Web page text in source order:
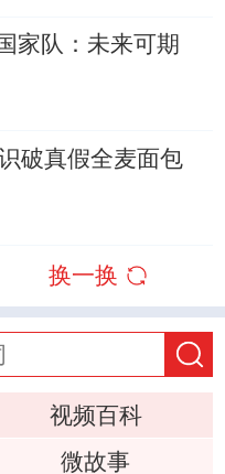
家队：未来可期
破真假全麦面包
换一换
视频百科
微故事